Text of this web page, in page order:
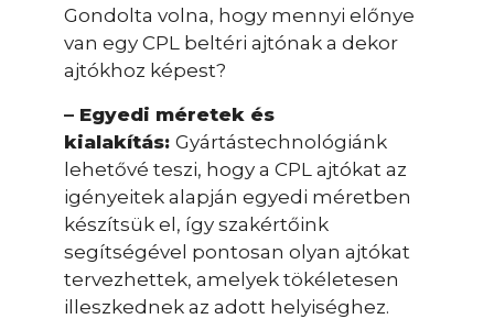
Gondolta volna, hogy mennyi előnye
van egy CPL beltéri ajtónak a dekor
ajtókhoz képest?
– Egyedi méretek és
kialakítás: Gyártástechnológiánk
lehetővé teszi, hogy a CPL ajtókat az
igényeitek alapján egyedi méretben
készítsük el, így szakértőink
segítségével pontosan olyan ajtókat
tervezhettek, amelyek tökéletesen
illeszkednek az adott helyiséghez.